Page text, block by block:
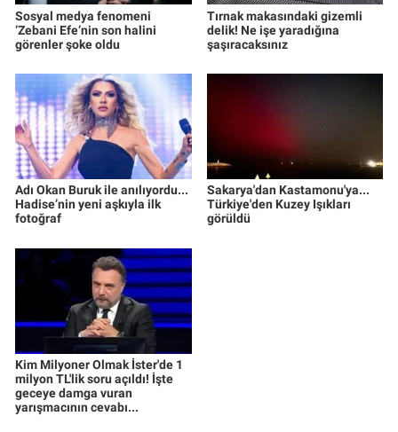
Sosyal medya fenomeni
‘Zebani Efe’nin son halini
görenler şoke oldu
Tırnak makasındaki gizemli
delik! Ne işe yaradığına
şaşıracaksınız
Adı Okan Buruk ile anılıyordu...
Hadise’nin yeni aşkıyla ilk
fotoğraf
Sakarya'dan Kastamonu'ya...
Türkiye'den Kuzey Işıkları
görüldü
Kim Milyoner Olmak İster'de 1
milyon TL'lik soru açıldı! İşte
geceye damga vuran
yarışmacının cevabı...